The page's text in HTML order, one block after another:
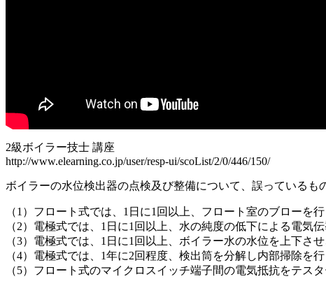
2級ボイラー技士 講座
http://www.elearning.co.jp/user/resp-ui/scoList/2/0/446/150/
ボイラーの水位検出器の点検及び整備について、誤っているも
（1）フロート式では、1日に1回以上、フロート室のブローを行
（2）電極式では、1日に1回以上、水の純度の低下による電気
（3）電極式では、1日に1回以上、ボイラー水の水位を上下さ
（4）電極式では、1年に2回程度、検出筒を分解し内部掃除を
（5）フロート式のマイクロスイッチ端子間の電気抵抗をテ